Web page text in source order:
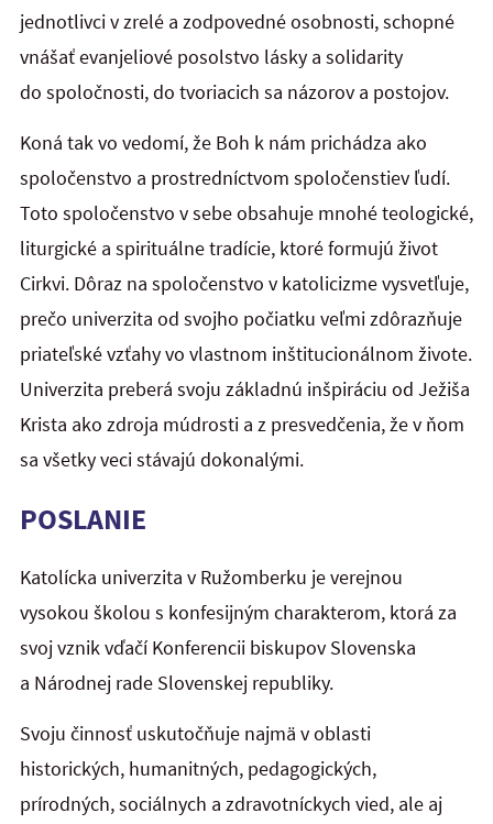
jednotlivci v zrelé a zodpovedné osobnosti, schopné
vnášať evanjeliové posolstvo lásky a solidarity
do spoločnosti, do tvoriacich sa názorov a postojov.
Koná tak vo vedomí, že Boh k nám prichádza ako
spoločenstvo a prostredníctvom spoločenstiev ľudí.
Toto spoločenstvo v sebe obsahuje mnohé teologické,
liturgické a spirituálne tradície, ktoré formujú život
Cirkvi. Dôraz na spoločenstvo v katolicizme vysvetľuje,
prečo univerzita od svojho počiatku veľmi zdôrazňuje
priateľské vzťahy vo vlastnom inštitucionálnom živote.
Univerzita preberá svoju základnú inšpiráciu od Ježiša
Krista ako zdroja múdrosti a z presvedčenia, že v ňom
sa všetky veci stávajú dokonalými.
POSLANIE
Katolícka univerzita v Ružomberku je verejnou
vysokou školou s konfesijným charakterom, ktorá za
svoj vznik vďačí Konferencii biskupov Slovenska
a Národnej rade Slovenskej republiky.
Svoju činnosť uskutočňuje najmä v oblasti
historických, humanitných, pedagogických,
prírodných, sociálnych a zdravotníckych vied, ale aj